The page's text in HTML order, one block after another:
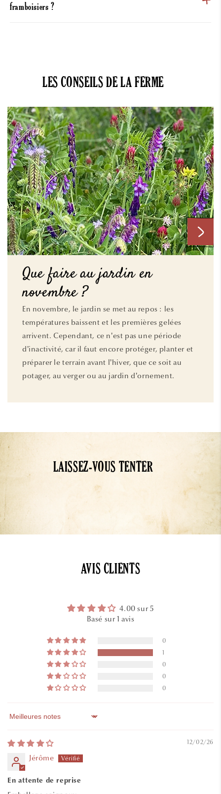
framboisiers ?
LES CONSEILS DE LA FERME
Que faire au jardin en
novembre ?
En novembre, le jardin se met au repos : les
températures baissent et les premières gelées
arrivent. Cependant, ce n’est pas une période
d’inactivité, car il faut encore protéger, planter et
préparer le terrain avant l’hiver, que ce soit au
potager, au verger ou au jardin d’ornement.
LAISSEZ-VOUS TENTER
AVIS CLIENTS
4.00 sur 5
Basé sur 1 avis
0
1
0
0
0
Sort by
12/02/26
Jérôme
En attente de reprise